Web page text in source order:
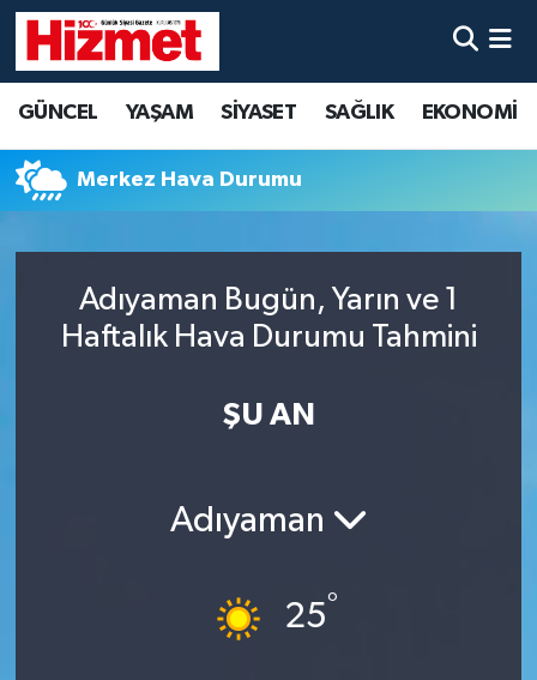
GÜNCEL YAŞAM SİYASET SAĞLIK EKONOMİ
Merkez Hava Durumu
Adıyaman Bugün, Yarın ve 1
Haftalık Hava Durumu Tahmini
ŞU AN
Adıyaman
25°
YAŞAM
SİYASET
EKONOMİ
Denizli Hava Durumu
Denizli Trafik Yoğunluk Haritası
Tüm Manşetler